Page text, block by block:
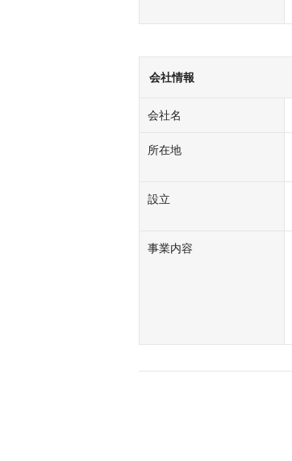
会社情報
会社名
所在地
設立
事業内容